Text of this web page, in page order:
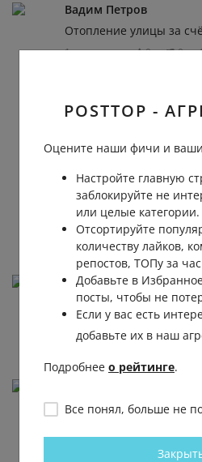
Вадим Петров
Отопление улицы за
1 год назад 0 0
Вадим,
дома 22 град.
Вадим Петров
Галина, увы ,
1 год назад 0
Anna Mashoshina
У нас Жкс уже
пятницу.
1 год назад 0 0
😅😅😅
POSTTOP -
Оцените наши фичи и
Настройте главную
заблокируйте не
или целые категории.
Отсортируйте
количеству лайков,
репостов, ТОПу за
Добавьте в
посты, чтобы не
Если у вас есть
добавьте их в наш
Подробнее о рейтинге.
Все понял, больше не